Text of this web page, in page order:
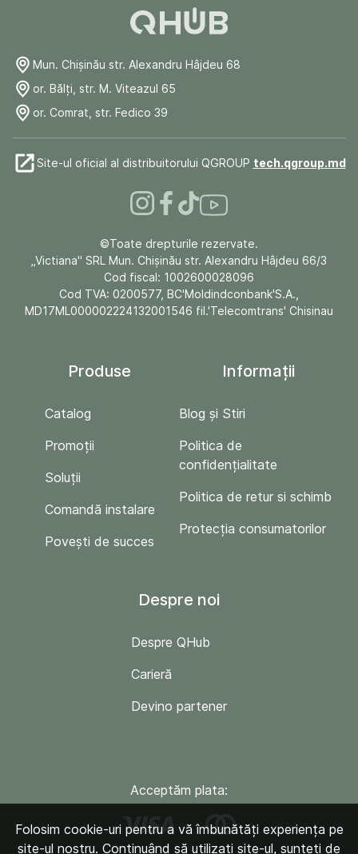
Mun. Chişinău str. Alexandru Hâjdeu 68
or. Bălți, str. M. Viteazul 65
or. Comrat, str. Fedico 39
Site-ul oficial al distribuitorului QGROUP tech.qgroup.md
©Toate drepturile rezervate.
„Victiana" SRL Mun. Chişinău str. Alexandru Hâjdeu 66/3
Cod fiscal: 1002600028096
Cod TVA: 0200577, BC'Moldindconbank'S.A.,
MD17ML000002224132001546 fil.'Telecomtrans' Chisinau
Produse
Catalog
Promoții
Soluții
Comandă instalare
Povești de succes
Informații
Blog și Stiri
Politica de
confidențialitate
Politica de retur si schimb
Protecția consumatorilor
Despre noi
Despre QHub
Carieră
Devino partener
Acceptăm plata:
Folosim cookie-uri pentru a vă îmbunătăți experiența pe
site-ul nostru. Continuând să utilizați site-ul, sunteți de